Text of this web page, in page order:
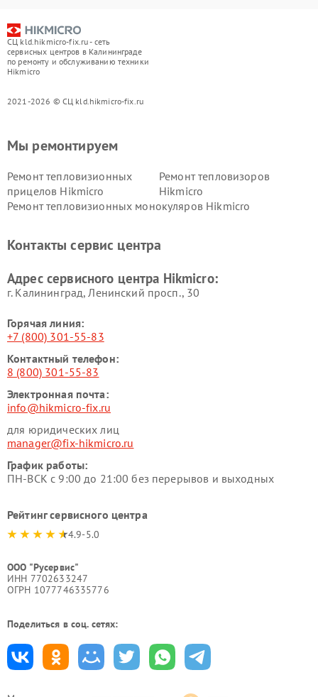
СЦ kld.hikmicro-fix.ru - сеть
сервисных центров в Калининграде
по ремонту и обслуживанию техники
Hikmicro
2021-2026 © СЦ kld.hikmicro-fix.ru
Мы ремонтируем
Ремонт тепловизионных
прицелов Hikmicro
Ремонт тепловизоров
Hikmicro
Ремонт тепловизионных монокуляров Hikmicro
Контакты сервис центра
Адрес сервисного центра Hikmicro:
г. Калининград, Ленинский просп., 30
Горячая линия:
+7 (800) 301-55-83
Контактный телефон:
8 (800) 301-55-83
Электронная почта:
info@hikmicro-fix.ru
для юридических лиц
manager@fix-hikmicro.ru
График работы:
ПН-ВСК с 9:00 до 21:00 без перерывов и выходных
Рейтинг сервисного центра
4.9-5.0
ООО "Русервис"
ИНН 7702633247
ОГРН 1077746335776
Поделиться в соц. сетях: